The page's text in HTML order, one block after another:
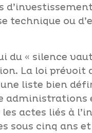
technique ou
« silence
La loi prévoit
liste bien
actes liés à
sous cinq ans